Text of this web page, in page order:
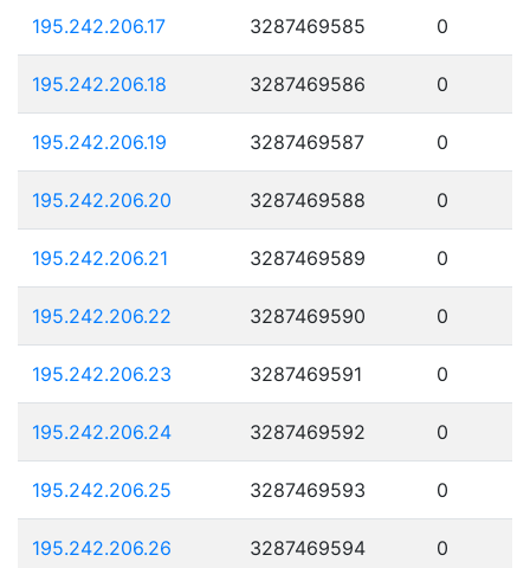
195.242.206.17 3287469585 0
195.242.206.18 3287469586 0
195.242.206.19 3287469587 0
195.242.206.20 3287469588 0
195.242.206.21 3287469589 0
195.242.206.22 3287469590 0
195.242.206.23 3287469591 0
195.242.206.24 3287469592 0
195.242.206.25 3287469593 0
195.242.206.26 3287469594 0